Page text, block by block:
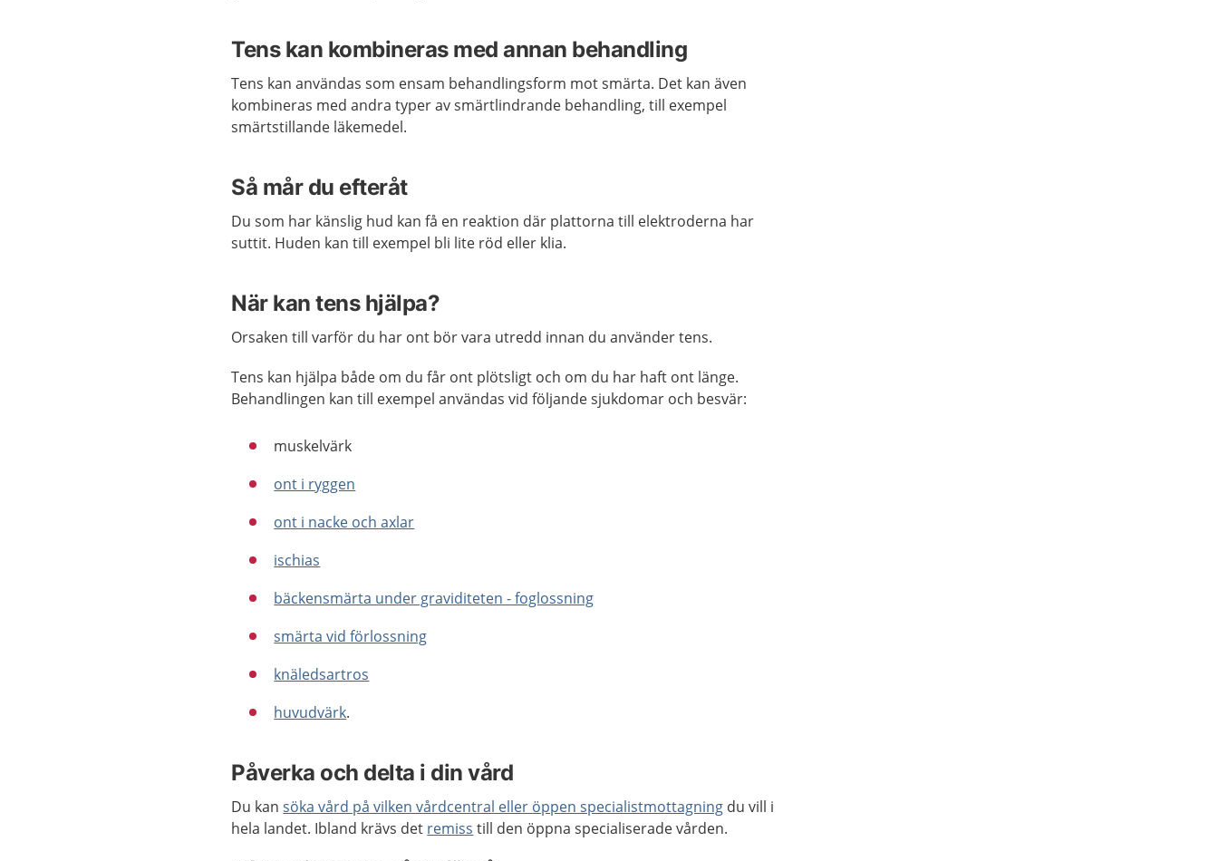
Tens kan kombineras med annan behandling
Tens kan användas som ensam behandlingsform mot smärta. Det kan även
kombineras med andra typer av smärtlindrande behandling, till exempel
smärtstillande läkemedel.
Så mår du efteråt
Du som har känslig hud kan få en reaktion där plattorna till elektroderna har
suttit. Huden kan till exempel bli lite röd eller klia.
När kan tens hjälpa?
Orsaken till varför du har ont bör vara utredd innan du använder tens.
Tens kan hjälpa både om du får ont plötsligt och om du har haft ont länge.
Behandlingen kan till exempel användas vid följande sjukdomar och besvär:
muskelvärk
ont i ryggen
ont i nacke och axlar
ischias
bäckensmärta under graviditeten - foglossning
smärta vid förlossning
knäledsartros
huvudvärk.
Påverka och delta i din vård
Du kansöka vård på vilken vårdcentral eller öppen specialistmottagning du vill i
hela landet. Ibland krävs det remiss till den öppna specialiserade vården.